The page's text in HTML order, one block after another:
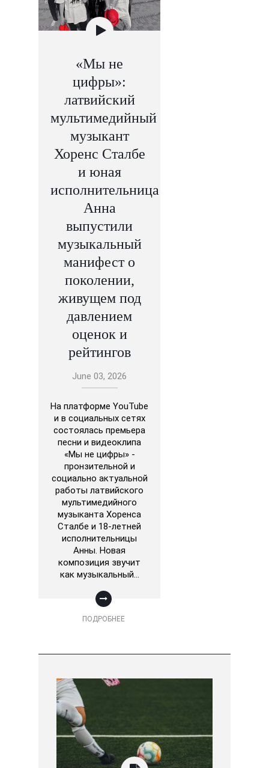
«Мы не
цифры»:
латвийский
мультимедийный
музыкант
Хоренс Сталбе
и юная
исполнительница
Анна
выпустили
музыкальный
манифест о
поколении,
живущем под
давлением
оценок и
рейтингов
June 03, 2026
На платформе YouTube
и в социальных сетях
состоялась премьера
песни и видеоклипа
«Мы не цифры» -
пронзительной и
социально актуальной
работы латвийского
мультимедийного
музыканта Хоренса
Сталбе и 18-летней
исполнительницы
Анны. Новая
композиция звучит
как музыкальный…
ПОДРОБНЕЕ